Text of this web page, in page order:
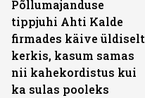
Põllumajanduse
tippjuhi Ahti Kalde
firmades käive üldiselt
kerkis, kasum samas
nii kahekordistus kui
ka sulas pooleks